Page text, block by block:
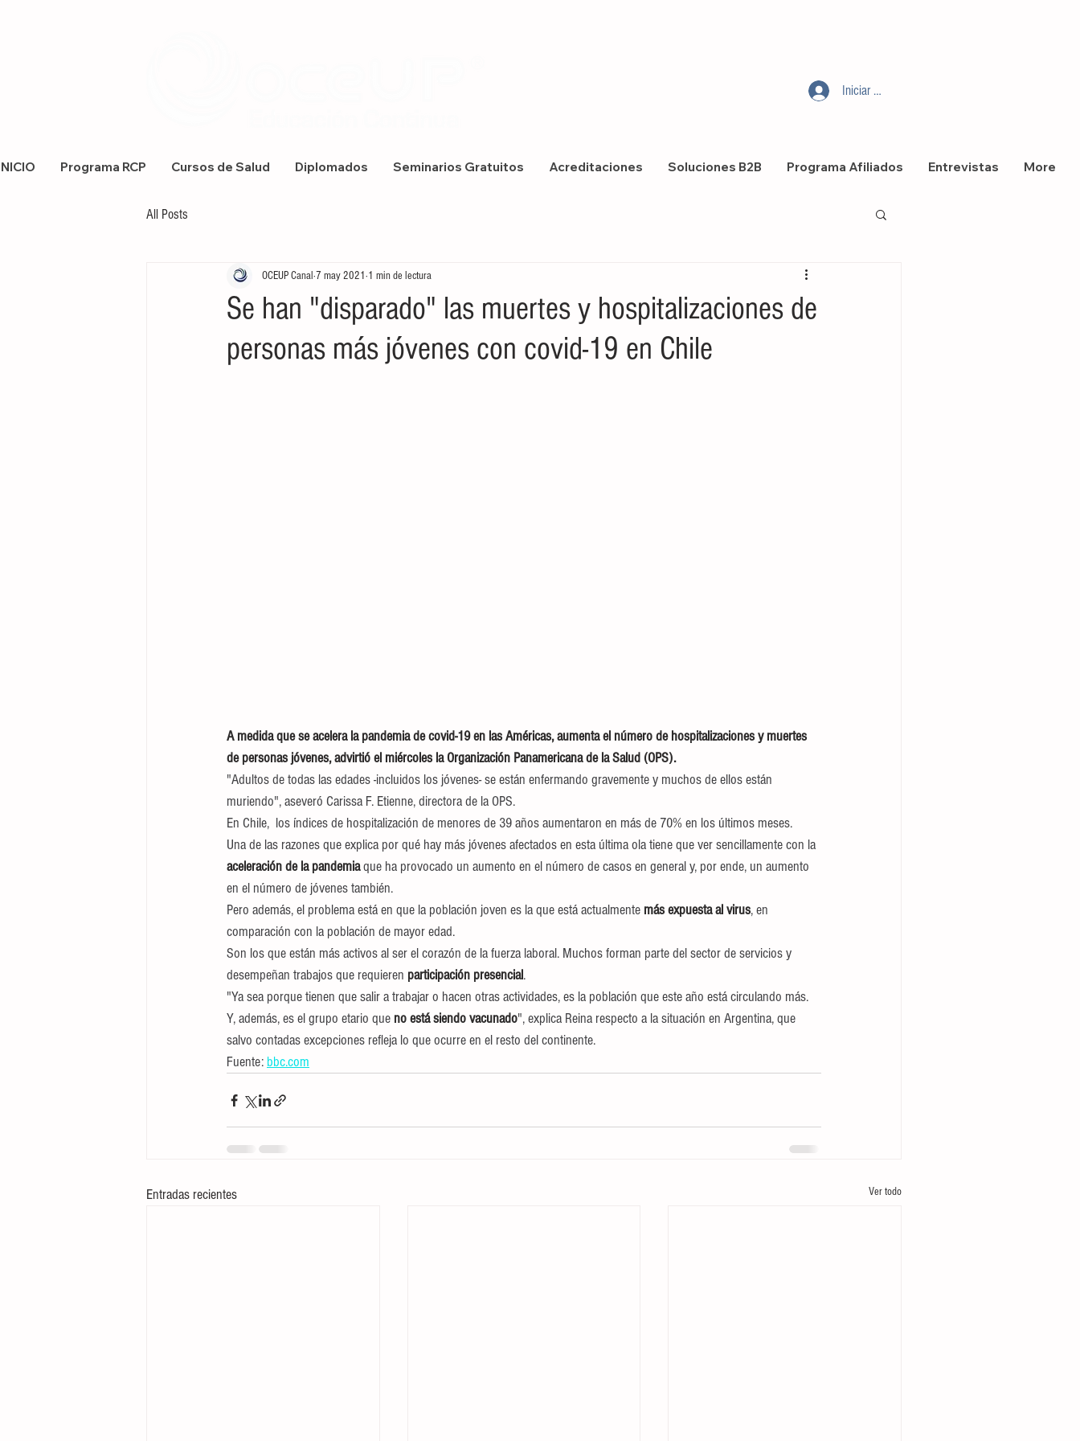
Iniciar sesión
Programa RCP Cursos de Salud Diplomados Seminarios Gratuitos Acreditaciones Soluciones B2B Programa Afiliados Entrevistas More
All Posts
Se han "disparado" las muertes y hospitalizaciones de
personas más jóvenes con covid-19 en Chile
OCEUP Canal 7 may 2021 1 min de lectura
A medida que se acelera la pandemia de covid-19 en las Américas, aumenta el número de hospitalizaciones y muertes
de personas jóvenes, advirtió el miércoles la Organización Panamericana de la Salud (OPS).
"Adultos de todas las edades -incluidos los jóvenes- se están enfermando gravemente y muchos de ellos están
muriendo", aseveró Carissa F. Etienne, directora de la OPS.
En Chile,  los índices de hospitalización de menores de 39 años aumentaron en más de 70% en los últimos meses.
Una de las razones que explica por qué hay más jóvenes afectados en esta última ola tiene que ver sencillamente con la
aceleración de la pandemia que ha provocado un aumento en el número de casos en general y, por ende, un aumento
en el número de jóvenes también.
Pero además, el problema está en que la población joven es la que está actualmente más expuesta al virus, en
comparación con la población de mayor edad.
Son los que están más activos al ser el corazón de la fuerza laboral. Muchos forman parte del sector de servicios y
desempeñan trabajos que requieren participación presencial.
"Ya sea porque tienen que salir a trabajar o hacen otras actividades, es la población que este año está circulando más.
Y, además, es el grupo etario que no está siendo vacunado", explica Reina respecto a la situación en Argentina, que
salvo contadas excepciones refleja lo que ocurre en el resto del continente.
Fuente: bbc.com
Entradas recientes Ver todo